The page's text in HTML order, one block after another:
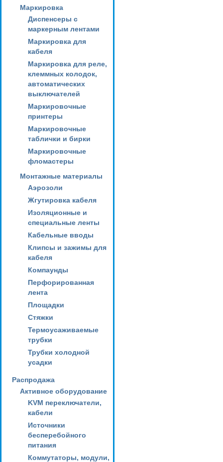
Маркировка
Диспенсеры с
маркерным лентами
Маркировка для
кабеля
Маркировка для реле,
клеммных колодок,
автоматических
выключателей
Маркировочные
принтеры
Маркировочные
таблички и бирки
Маркировочные
фломастеры
Монтажные материалы
Аэрозоли
Жгутировка кабеля
Изоляционные и
специальные ленты
Кабельные вводы
Клипсы и зажимы для
кабеля
Компаунды
Перфорированная
лента
Площадки
Стяжки
Термоусаживаемые
трубки
Трубки холодной
усадки
Распродажа
Активное оборудование
KVM переключатели,
кабели
Источники
бесперебойного
питания
Коммутаторы, модули,